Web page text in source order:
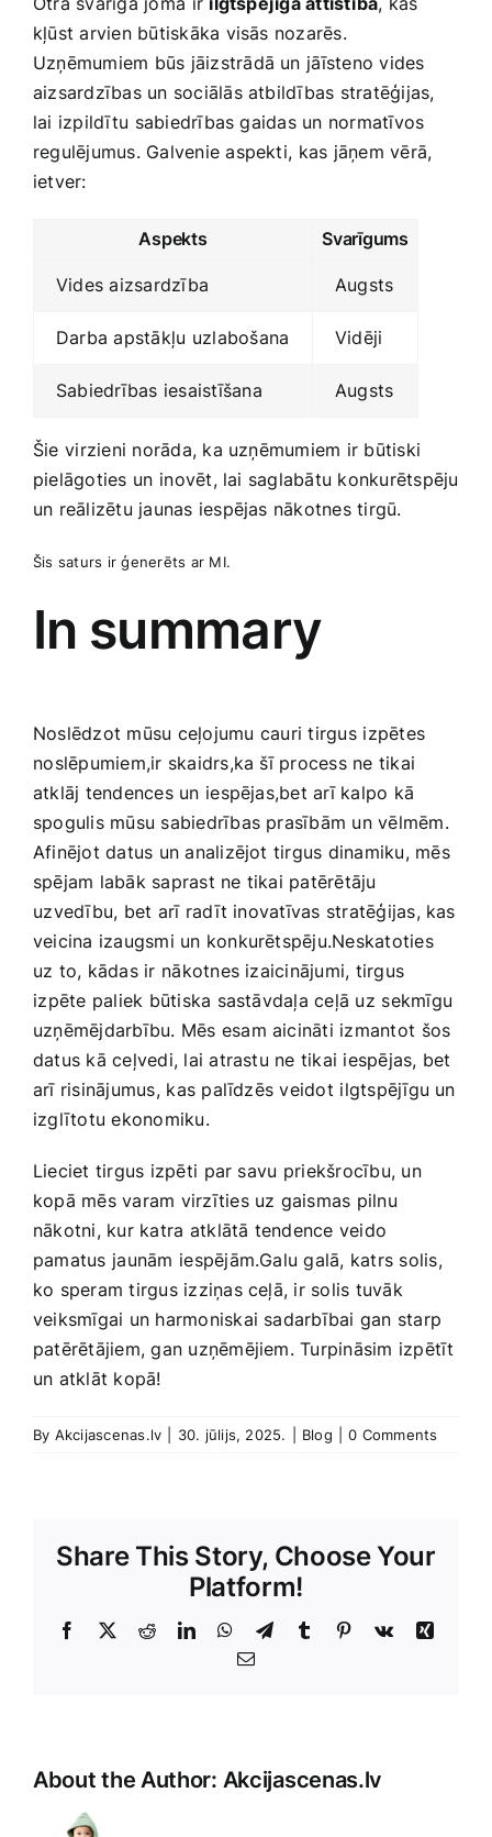
kļūst arvien būtiskāka ‍visās nozarēs.
‍Uzņēmumiem būs jāizstrādā ​un⁢ jāīsteno vides
aizsardzības un sociālās atbildības stratēģijas,
lai izpildītu⁤ sabiedrības gaidas un normatīvos
regulējumus. Galvenie aspekti,⁤ kas jāņem ​vērā,
ietver:
Aspekts Svarīgums
Vides aizsardzība Augsts
Darba apstākļu⁤ uzlabošana Vidēji
Sabiedrības iesaistīšana Augsts
Šie⁤ virzieni norāda, ka uzņēmumiem ir būtiski
pielāgoties⁢ un ⁤inovēt, lai saglabātu konkurētspēju
un‌ reālizētu jaunas iespējas nākotnes tirgū.
Šis​ saturs ir ģenerēts ar⁤ MI.
In ⁤summary
Noslēdzot mūsu ceļojumu ⁤cauri tirgus ⁣izpētes
⁢noslēpumiem,ir skaidrs,ka‍ šī process ne tikai
atklāj tendences un⁢ iespējas,bet arī kalpo kā
spogulis mūsu sabiedrības prasībām un vēlmēm.
Afinējot datus un analizējot tirgus dinamiku, mēs
spējam labāk‍ saprast ne tikai patērētāju
⁤uzvedību,⁤ bet arī radīt inovatīvas stratēģijas,‌ kas
veicina izaugsmi un konkurētspēju.Neskatoties
uz to, kādas ir⁤ nākotnes izaicinājumi, tirgus
⁢izpēte paliek ​būtiska sastāvdaļa ceļā uz⁤ sekmīgu
uzņēmējdarbību. Mēs esam aicināti izmantot⁣ šos
datus kā ceļvedi, lai atrastu ne tikai iespējas, bet
arī risinājumus, ⁣kas palīdzēs veidot⁤ ilgtspējīgu un
izglītotu ekonomiku.
Lieciet​ tirgus izpēti⁤ par ​savu ⁢priekšrocību,‌ un
kopā mēs varam virzīties‌ uz gaismas pilnu
nākotni, kur katra ⁢atklātā tendence veido
pamatus⁣ jaunām⁣ iespējām.Galu galā, katrs solis,
ko speram tirgus izziņas ‍ceļā, ir ​solis tuvāk
veiksmīgai un harmoniskai sadarbībai gan starp
patērētājiem, gan uzņēmējiem. Turpināsim izpētīt
un atklāt kopā!
By Akcijascenas.lv 30. jūlijs, 2025. Blog 0 Comments
Share This Story, Choose Your
Platform!
Facebook
X RedditLinkedInWhatsApp
TelegramTumblr Pinterest
Vk
Xing
E-
About the Author: Akcijascenas.lv